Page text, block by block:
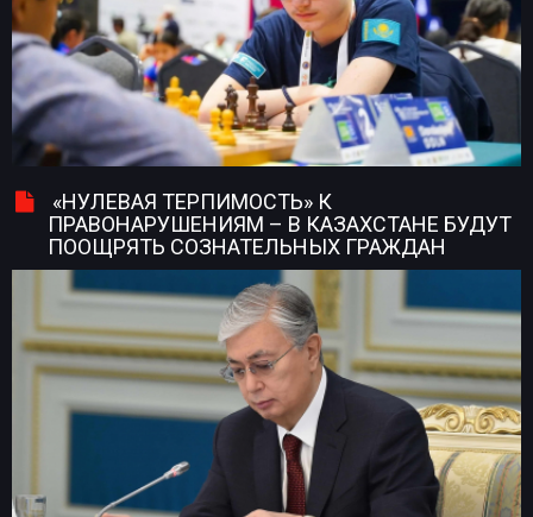
«НУЛЕВАЯ ТЕРПИМОСТЬ» К
ПРАВОНАРУШЕНИЯМ – В КАЗАХСТАНЕ БУДУТ
ПООЩРЯТЬ СОЗНАТЕЛЬНЫХ ГРАЖДАН